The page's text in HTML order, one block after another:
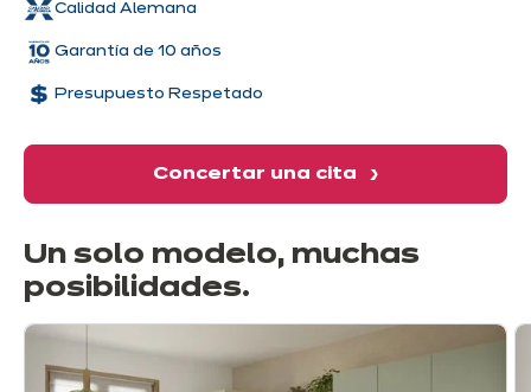
Calidad Alemana
Garantía de 10 años
Presupuesto Respetado
Concertar una cita
Un solo modelo, muchas
posibilidades.